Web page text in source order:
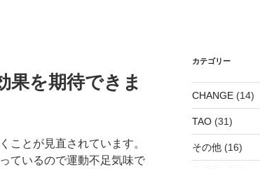
果を期待できま
ことが見直されています。
ているので運動不足気味で
カテゴリー
CHANGE(14)
TAO(31)
その他(16)